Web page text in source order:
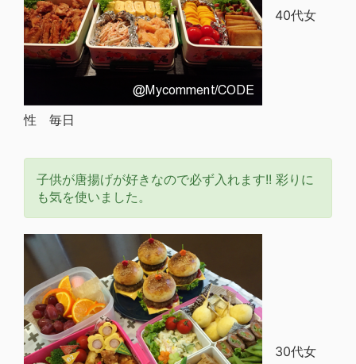
40代女
性 毎日
子供が唐揚げが好きなので必ず入れます!! 彩りに
も気を使いました。
30代女